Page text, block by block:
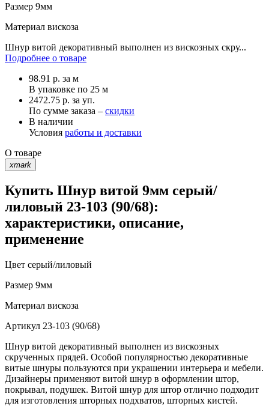
Размер 9мм
Материал вискоза
Шнур витой декоративный выполнен из вискозных скру...
Подробнее о товаре
98.91 р. за м
В упаковке по 25 м
2472.75 р. за уп.
По сумме заказа – скидки
В наличии
Условия работы и доставки
О товаре
xmark
Купить Шнур витой 9мм серый/
лиловый 23-103 (90/68):
характеристики, описание,
применение
Цвет серый/лиловый
Размер 9мм
Материал вискоза
Артикул 23-103 (90/68)
Шнур витой декоративный выполнен из вискозных
скрученных прядей. Особой популярностью декоративные
витые шнуры пользуются при украшении интерьера и мебели.
Дизайнеры применяют витой шнур в оформлении штор,
покрывал, подушек. Витой шнур для штор отлично подходит
для изготовления шторных подхватов, шторных кистей.